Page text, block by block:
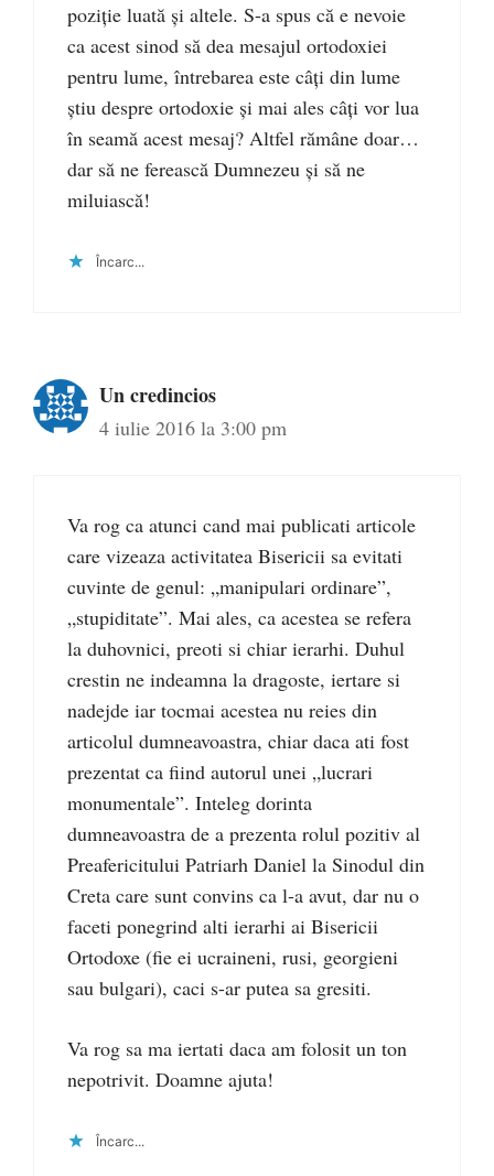
poziție luată și altele. S-a spus că e nevoie
ca acest sinod să dea mesajul ortodoxiei
pentru lume, întrebarea este câți din lume
știu despre ortodoxie și mai ales câți vor lua
în seamă acest mesaj? Altfel rămâne doar…
dar să ne ferească Dumnezeu și să ne
miluiască!
Încarc...
Un credincios
4 iulie 2016 la 3:00 pm
Va rog ca atunci cand mai publicati articole
care vizeaza activitatea Bisericii sa evitati
cuvinte de genul: „manipulari ordinare”,
„stupiditate”. Mai ales, ca acestea se refera
la duhovnici, preoti si chiar ierarhi. Duhul
crestin ne indeamna la dragoste, iertare si
nadejde iar tocmai acestea nu reies din
articolul dumneavoastra, chiar daca ati fost
prezentat ca fiind autorul unei „lucrari
monumentale”. Inteleg dorinta
dumneavoastra de a prezenta rolul pozitiv al
Preafericitului Patriarh Daniel la Sinodul din
Creta care sunt convins ca l-a avut, dar nu o
faceti ponegrind alti ierarhi ai Bisericii
Ortodoxe (fie ei ucraineni, rusi, georgieni
sau bulgari), caci s-ar putea sa gresiti.
Va rog sa ma iertati daca am folosit un ton
nepotrivit. Doamne ajuta!
Încarc...